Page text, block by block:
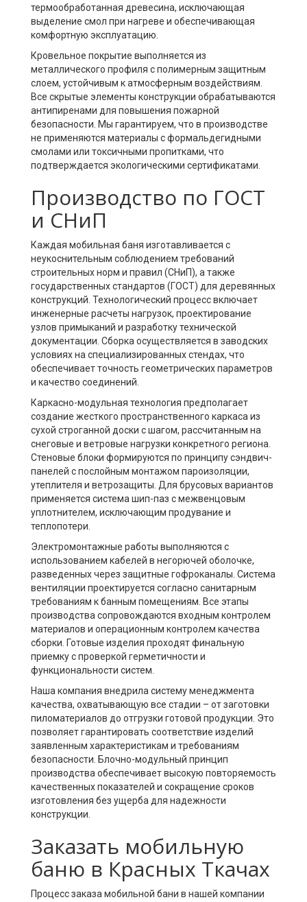
термообработанная древесина, исключающая
выделение смол при нагреве и обеспечивающая
комфортную эксплуатацию.
Кровельное покрытие выполняется из
металлического профиля с полимерным защитным
слоем, устойчивым к атмосферным воздействиям.
Все скрытые элементы конструкции обрабатываются
антипиренами для повышения пожарной
безопасности. Мы гарантируем, что в производстве
не применяются материалы с формальдегидными
смолами или токсичными пропитками, что
подтверждается экологическими сертификатами.
Производство по ГОСТ
и СНиП
Каждая мобильная баня изготавливается с
неукоснительным соблюдением требований
строительных норм и правил (СНиП), а также
государственных стандартов (ГОСТ) для деревянных
конструкций. Технологический процесс включает
инженерные расчеты нагрузок, проектирование
узлов примыканий и разработку технической
документации. Сборка осуществляется в заводских
условиях на специализированных стендах, что
обеспечивает точность геометрических параметров
и качество соединений.
Каркасно-модульная технология предполагает
создание жесткого пространственного каркаса из
сухой строганной доски с шагом, рассчитанным на
снеговые и ветровые нагрузки конкретного региона.
Стеновые блоки формируются по принципу сэндвич-
панелей с послойным монтажом пароизоляции,
утеплителя и ветрозащиты. Для брусовых вариантов
применяется система шип-паз с межвенцовым
уплотнителем, исключающим продувание и
теплопотери.
Электромонтажные работы выполняются с
использованием кабелей в негорючей оболочке,
разведенных через защитные гофроканалы. Система
вентиляции проектируется согласно санитарным
требованиям к банным помещениям. Все этапы
производства сопровождаются входным контролем
материалов и операционным контролем качества
сборки. Готовые изделия проходят финальную
приемку с проверкой герметичности и
функциональности систем.
Наша компания внедрила систему менеджмента
качества, охватывающую все стадии – от заготовки
пиломатериалов до отгрузки готовой продукции. Это
позволяет гарантировать соответствие изделий
заявленным характеристикам и требованиям
безопасности. Блочно-модульный принцип
производства обеспечивает высокую повторяемость
качественных показателей и сокращение сроков
изготовления без ущерба для надежности
конструкции.
Заказать мобильную
баню в Красных Ткачах
Процесс заказа мобильной бани в нашей компании